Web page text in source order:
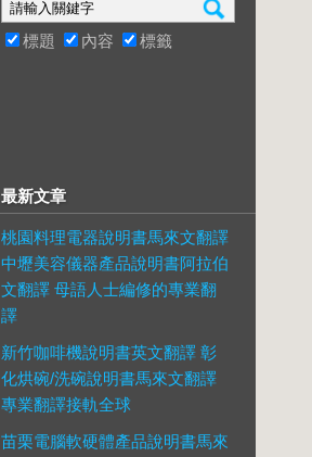
標題 內容 標籤
最新文章
桃園料理電器說明書馬來文翻譯
中壢美容儀器產品說明書阿拉伯
文翻譯 母語人士編修的專業翻
譯
新竹咖啡機說明書英文翻譯 彰
化烘碗/洗碗說明書馬來文翻譯
專業翻譯接軌全球
苗栗電腦軟硬體產品說明書馬來